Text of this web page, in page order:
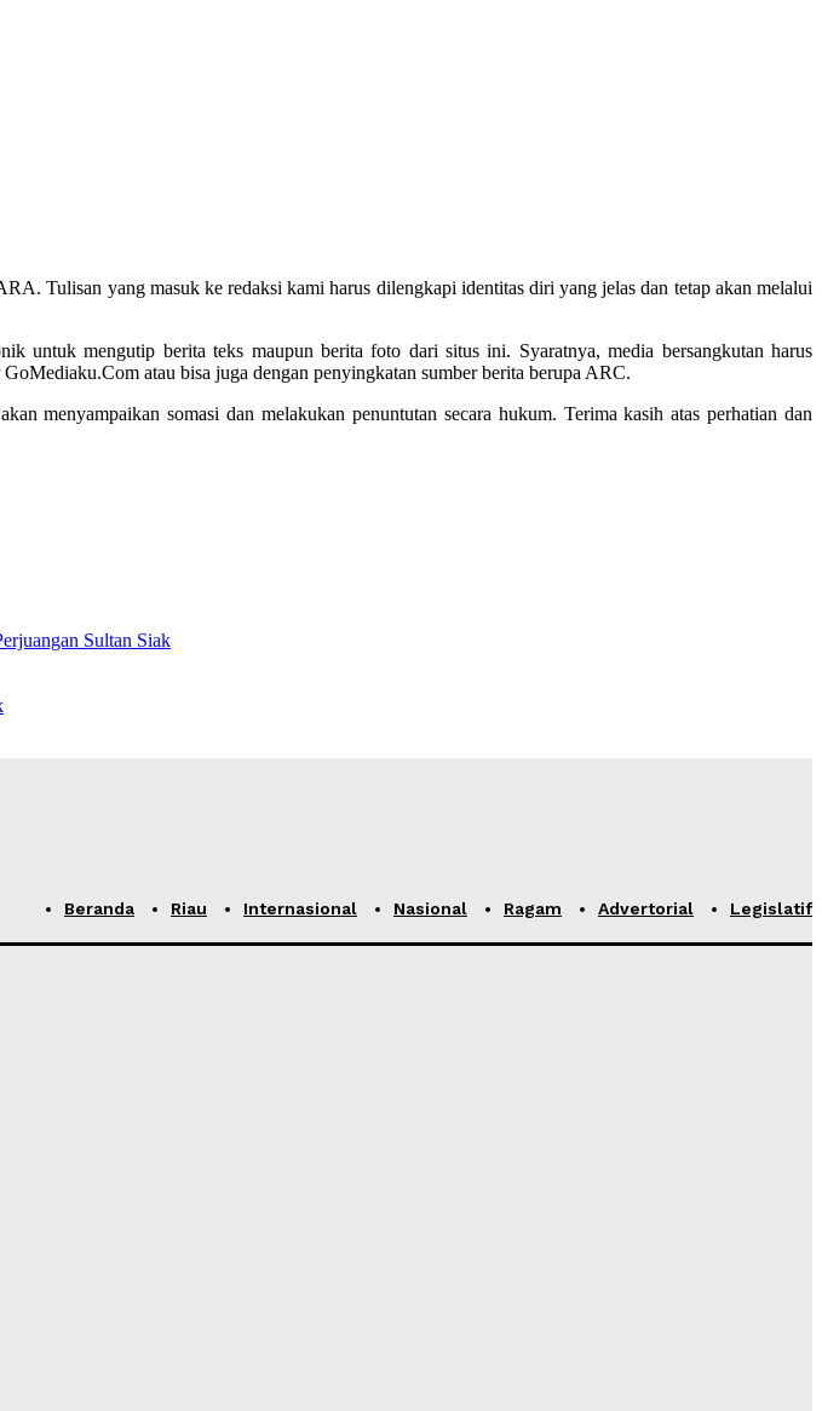
Tulisan yang masuk ke redaksi kami harus dilengkapi identitas diri yang jelas dan tetap akan melalui
untuk mengutip berita teks maupun berita foto dari situs ini. Syaratnya, media bersangkutan harus
atau bisa juga dengan penyingkatan sumber berita berupa ARC.
menyampaikan somasi dan melakukan penuntutan secara hukum. Terima kasih atas perhatian dan
Sultan Siak
Beranda Riau Internasional Nasional Ragam Advertorial Legislatif